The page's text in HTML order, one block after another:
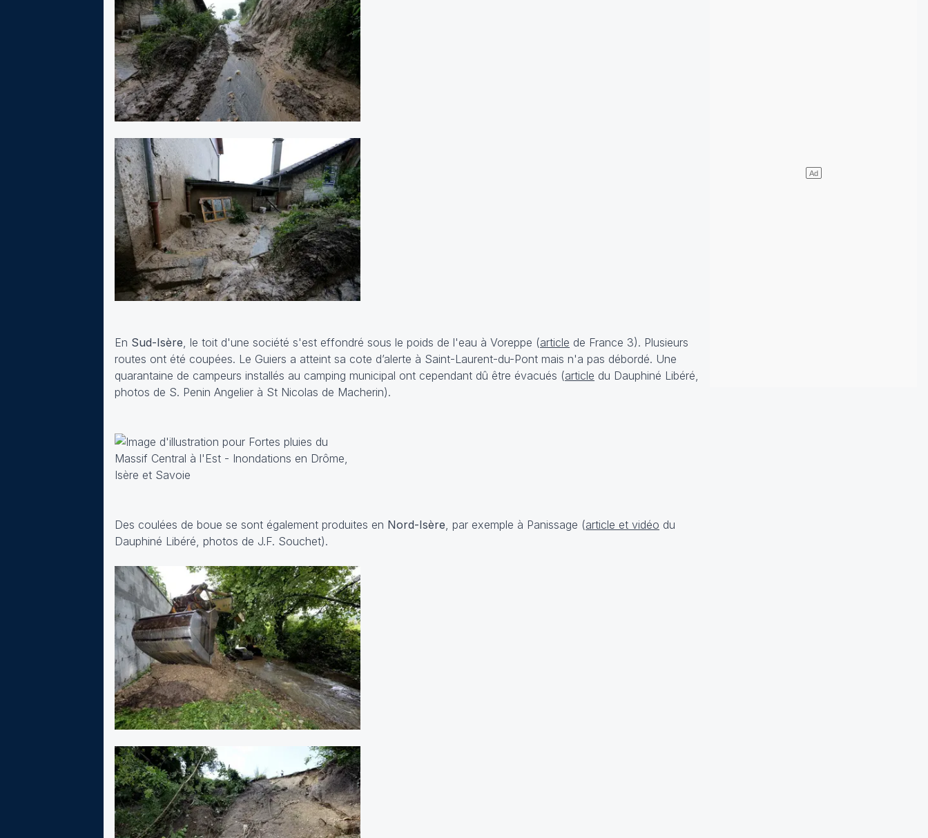
En Sud-Isère, le toit d'une société s'est effondré sous le poids de l'eau à Voreppe (article de France 3). Plusieurs
routes ont été coupées. Le Guiers a atteint sa cote d’alerte à Saint-Laurent-du-Pont mais n'a pas débordé. Une
quarantaine de campeurs installés au camping municipal ont cependant dû être évacués (article du Dauphiné Libéré,
photos de S. Penin Angelier à St Nicolas de Macherin).
Des coulées de boue se sont également produites en Nord-Isère, par exemple à Panissage (article et vidéo du
Dauphiné Libéré, photos de J.F. Souchet).